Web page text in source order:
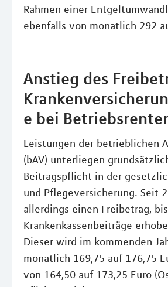
Rahmen einer
ebenfalls von monatlich 292
Anstieg des
e bei
Leistungen der betrieblichen
(bAV) unterliegen
Beitragspflicht in der
und Pflegeversicherung. Seit
allerdings einen Freibetrag,
Krankenkassenbeiträge
Dieser wird im kommenden
monatlich 169,75 auf 176,75
von 164,50 auf 173,25 Euro